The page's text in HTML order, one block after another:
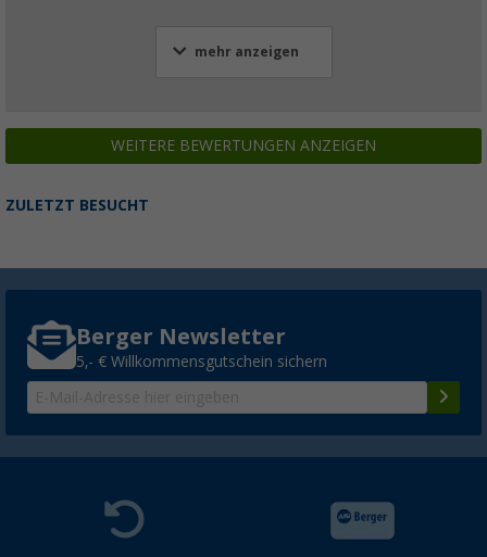
mehr anzeigen
WEITERE BEWERTUNGEN ANZEIGEN
ZULETZT BESUCHT
Berger Newsletter
5,- € Willkommensgutschein sichern